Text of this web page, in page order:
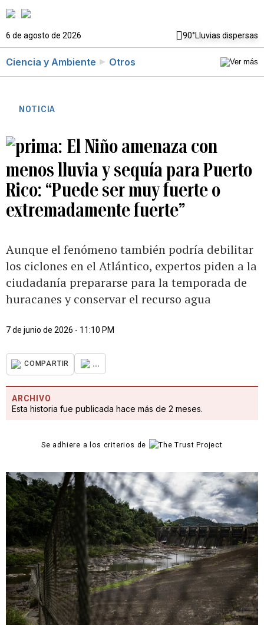
6 de agosto de 2026 90°Lluvias dispersas
Ciencia y Ambiente Otros
NOTICIA
El Niño amenaza con
menos lluvia y sequía para Puerto
Rico: “Puede ser muy fuerte o
extremadamente fuerte”
Aunque el fenómeno también podría debilitar
los ciclones en el Atlántico, expertos piden a la
ciudadanía prepararse para la temporada de
huracanes y conservar el recurso agua
7 de junio de 2026 - 11:10 PM
COMPARTIR ...
ARCHIVO
Esta historia fue publicada hace más de 2 meses.
Se adhiere a los criterios de